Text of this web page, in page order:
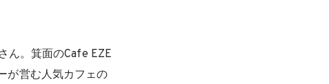
ん。箕面のCafe EZE
が営む人気カフェの